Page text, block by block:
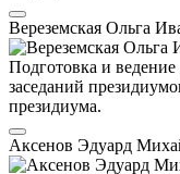
Вереземская Ольга
Подготовка и
заседаний
президиума.
Аксенов Эдуард